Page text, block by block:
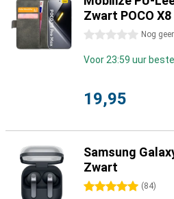
Zwart POCO
0 sterren Nog
Voor 23:59 uur
19,95
Samsung
Zwart
5 sterren (84)